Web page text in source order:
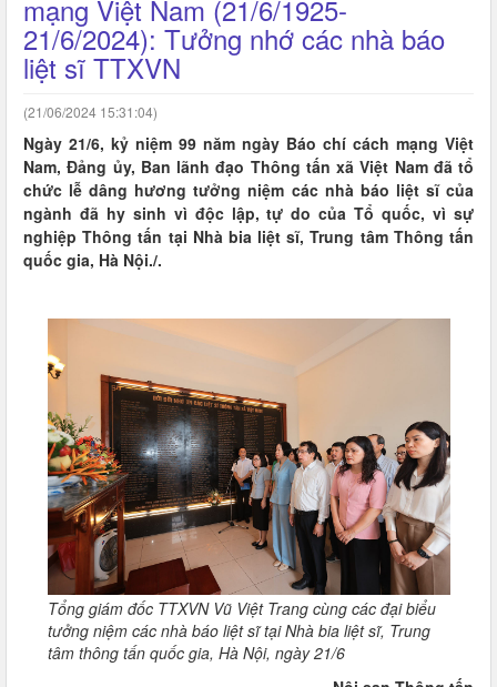
mạng Việt Nam (21/6/1925-
21/6/2024): Tưởng nhớ các nhà báo
liệt sĩ TTXVN
(21/06/2024 15:31:04)
Ngày 21/6, kỷ niệm 99 năm ngày Báo chí cách mạng Việt
Nam, Đảng ủy, Ban lãnh đạo Thông tấn xã Việt Nam đã tổ
chức lễ dâng hương tưởng niệm các nhà báo liệt sĩ của
ngành đã hy sinh vì độc lập, tự do của Tổ quốc, vì sự
nghiệp Thông tấn tại Nhà bia liệt sĩ, Trung tâm Thông tấn
quốc gia, Hà Nội./.
Tổng giám đốc TTXVN Vũ Việt Trang cùng các đại biểu
tưởng niệm các nhà báo liệt sĩ tại Nhà bia liệt sĩ, Trung
tâm thông tấn quốc gia, Hà Nội, ngày 21/6